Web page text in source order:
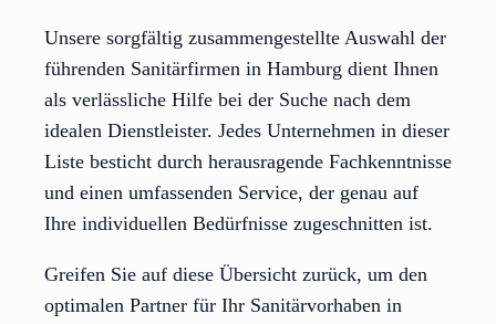
Unsere sorgfältig zusammengestellte Auswahl der
führenden Sanitärfirmen in Hamburg dient Ihnen
als verlässliche Hilfe bei der Suche nach dem
idealen Dienstleister. Jedes Unternehmen in dieser
Liste besticht durch herausragende Fachkenntnisse
und einen umfassenden Service, der genau auf
Ihre individuellen Bedürfnisse zugeschnitten ist.
Greifen Sie auf diese Übersicht zurück, um den
optimalen Partner für Ihr Sanitärvorhaben in